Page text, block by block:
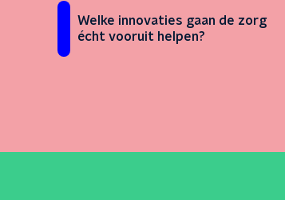
Welke innovaties gaan de zorg
écht vooruit helpen?